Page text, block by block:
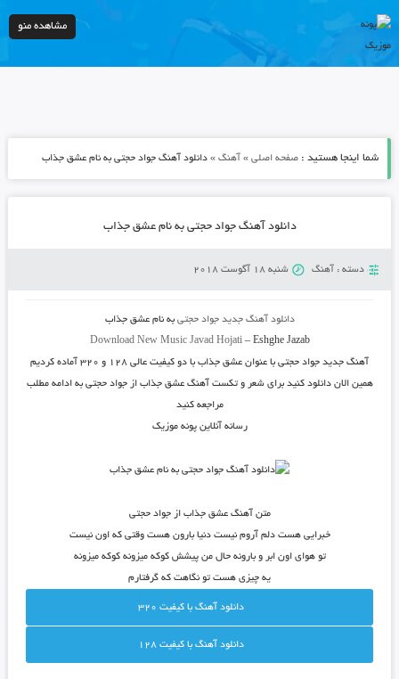
مشاهده منو
شما اینجا هستید : صفحه اصلی» آهنگ» دانلود آهنگ جواد حجتی به نام عشق جذاب
دانلود آهنگ جواد حجتی به نام عشق جذاب
دسته : آهنگ شنبه 18 آگوست 2018
دانلود آهنگ جدید جواد حجتی به نام عشق جذاب
Download New Music Javad Hojati– Eshghe Jazab
آهنگ جدید جواد حجتیبا عنوان عشق جذاببا دو کیفیت عالی ۱۲۸ و ۳۲۰ آماده کردیم
همین الان دانلود کنید برای شعر و تکست آهنگ عشق جذاب از جواد حجتی به ادامه مطلب
مراجعه کنید
رسانه آنلاین پونه موزیک
متن آهنگ عشق جذاب از جواد حجتی
خبرایی هست دلم آروم نیست دنیا بارون هست وقتی که اون نیست
تو هوای اون ابر و بارونه حال من پیشش کوکه میزونه کوکه میزونه
یه چیزی هست تو نگاهت که گرفتارم
دانلود آهنگ با کيفيت 320
دانلود آهنگ با کيفيت 128